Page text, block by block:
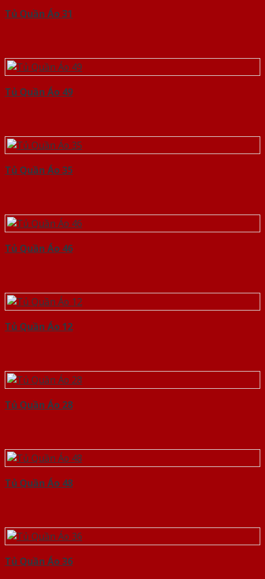
Tủ Quần Áo 31
Tủ Quần Áo 49
Tủ Quần Áo 35
Tủ Quần Áo 46
Tủ Quần Áo 12
Tủ Quần Áo 28
Tủ Quần Áo 48
Tủ Quần Áo 36